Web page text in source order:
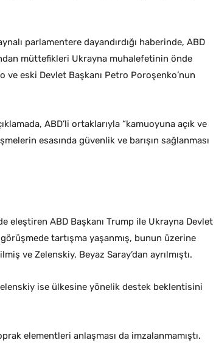
parlamentere dayandırdığı haberinde, ABD
müttefikleri Ukrayna muhalefetinin önde
eski Devlet Başkanı Petro Poroşenko’nun
ABD’li ortaklarıyla “kamuoyuna açık ve
esasında güvenlik ve barışın sağlanması
eleştiren ABD Başkanı Trump ile Ukrayna Devlet
görüşmede tartışma yaşanmış, bunun üzerine
ve Zelenskiy, Beyaz Saray’dan ayrılmıştı.
ise ülkesine yönelik destek beklentisini
elementleri anlaşması da imzalanmamıştı.